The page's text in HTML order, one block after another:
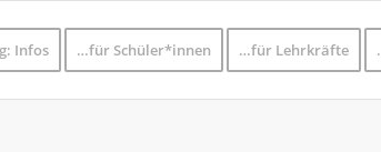
Infos …für Schüler*innen …für Lehrkräfte